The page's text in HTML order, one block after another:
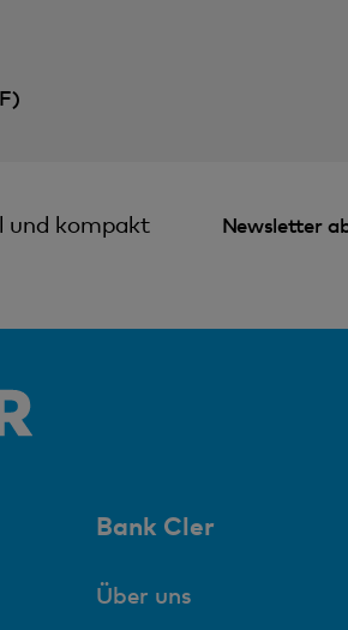
und kompakt Newsletter
Bank Cler
Über uns